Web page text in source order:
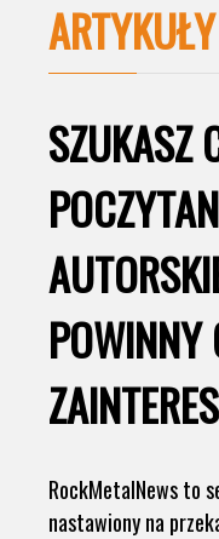
ARTYKUŁY
SZUKASZ
POWINNY
RockMetalNews to
nastawiony na